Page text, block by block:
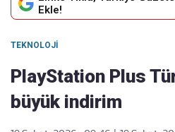
Ekle!
TEKNOLOJI
PlayStation Plus
büyük indirim